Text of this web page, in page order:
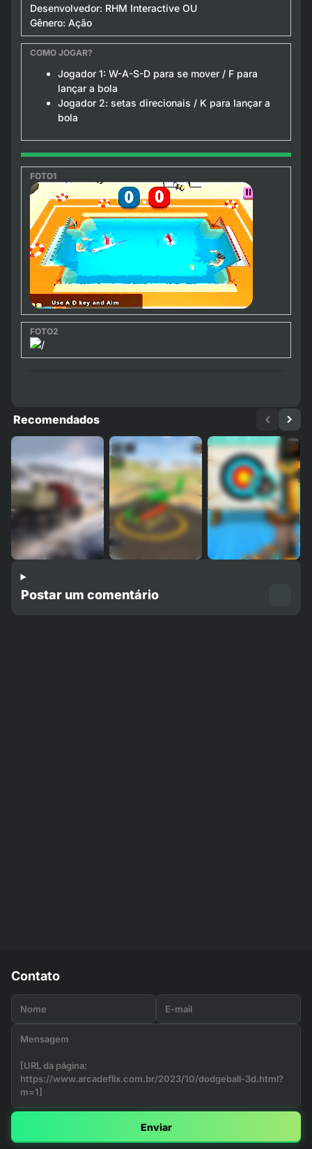
Desenvolvedor: RHM Interactive OU
Gênero: Ação
Jogador 1: W-A-S-D para se mover / F para
lançar a bola
Jogador 2: setas direcionais / K para lançar a
bola
Recomendados
Postar um comentário
Contato
Enviar